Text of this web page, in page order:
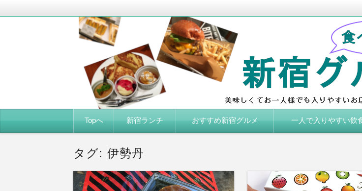
新宿グルメ食べ歩き
新宿エリアのランチ感想がメイン。美味しくてお一人様でも入りやすいお店を日々
ン
Topへ 新宿ランチ おすすめ新宿グルメ 一人で入りやすい飲
タグ: 伊勢丹